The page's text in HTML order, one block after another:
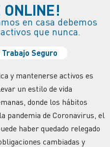
ONLINE!
en casa debemos
que nunca.
Trabajo Seguro
y mantenerse activos es
un estilo de vida
donde los hábitos
pandemia de Coronavirus, el
haber quedado relegado
cambiadas y